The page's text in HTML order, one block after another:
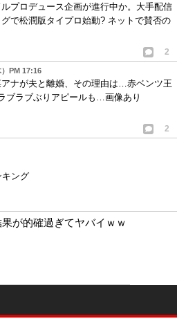
プロデュース企画が進行中か。大手配信
で松潤版タイプロ始動? ネットで賛否の
2
PM 17:16
ナが夫と離婚、その理由は…赤ベンツ王
ブラブぶりアピールも…画像あり
2
キング
が的確過ぎてヤバイｗｗ